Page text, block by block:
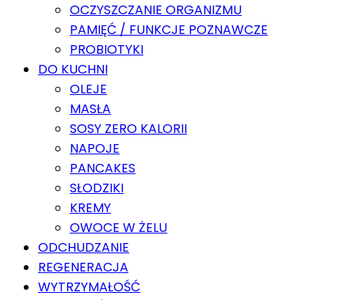
OCZYSZCZANIE ORGANIZMU
PAMIĘĆ / FUNKCJE POZNAWCZE
PROBIOTYKI
DO KUCHNI
OLEJE
MASŁA
SOSY ZERO KALORII
NAPOJE
PANCAKES
SŁODZIKI
KREMY
OWOCE W ŻELU
ODCHUDZANIE
REGENERACJA
WYTRZYMAŁOŚĆ